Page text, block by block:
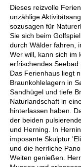
Dieses reizvolle
unzählige
sozusagen für
Sie sich beim
durch Wälder fahren,
Wer will, kann sich im
erfrischendes
Das Ferienhaus liegt
Braunkohlelagern in
Sandhügel und tiefe
Naturlandschaft in
hinterlassen haben.
der beiden
und Herning. In
imposante Skulptur
und die herrliche
Weiten genießen.